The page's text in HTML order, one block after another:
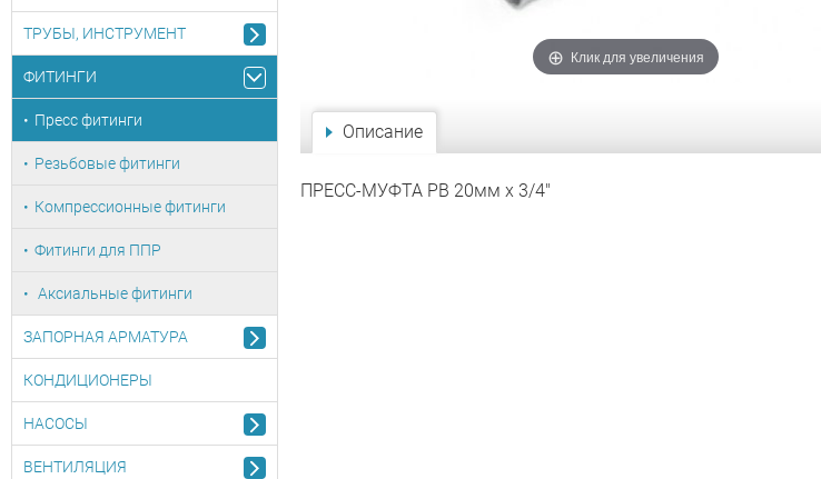
Клик для увеличения
Описание
ПРЕСС-МУФТА РВ 20мм x 3/4"
ТРУБЫ, ИНСТРУМЕНТ
ФИТИНГИ
Пресс фитинги
Резьбовые фитинги
Компрессионные фитинги
Фитинги для ППР
Аксиальные фитинги
ЗАПОРНАЯ АРМАТУРА
КОНДИЦИОНЕРЫ
НАСОСЫ
ВЕНТИЛЯЦИЯ